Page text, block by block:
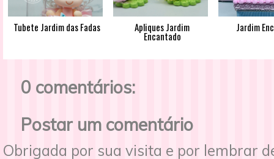
Tubete Jardim das Fadas Apliques Jardim
Encantado
Jardim
0 comentários:
Postar um comentário
Obrigada por sua visita e por lembrar